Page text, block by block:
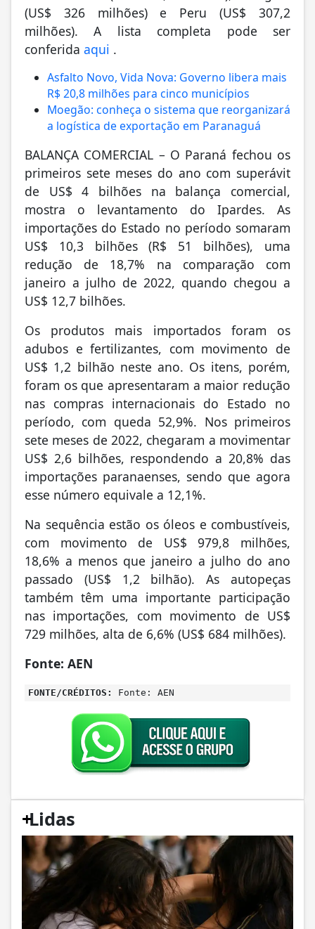
(US$ 326 milhões) e Peru (US$ 307,2
milhões). A lista completa pode ser
conferida aqui
Asfalto Novo, Vida Nova: Governo libera mais
R$ 20,8 milhões para cinco municípios
Moegão: conheça o sistema que reorganizará
a logística de exportação em Paranaguá
BALANÇA COMERCIAL – O Paraná fechou os
primeiros sete meses do ano com superávit
de US$ 4 bilhões na balança comercial,
mostra o levantamento do Ipardes. As
importações do Estado no período somaram
US$ 10,3 bilhões (R$ 51 bilhões), uma
redução de 18,7% na comparação com
janeiro a julho de 2022, quando chegou a
US$ 12,7 bilhões.
Os produtos mais importados foram os
adubos e fertilizantes, com movimento de
US$ 1,2 bilhão neste ano. Os itens, porém,
foram os que apresentaram a maior redução
nas compras internacionais do Estado no
período, com queda 52,9%. Nos primeiros
sete meses de 2022, chegaram a movimentar
US$ 2,6 bilhões, respondendo a 20,8% das
importações paranaenses, sendo que agora
esse número equivale a 12,1%.
Na sequência estão os óleos e combustíveis,
com movimento de US$ 979,8 milhões,
18,6% a menos que janeiro a julho do ano
passado (US$ 1,2 bilhão). As autopeças
também têm uma importante participação
nas importações, com movimento de US$
729 milhões, alta de 6,6% (US$ 684 milhões).
Fonte: AEN
FONTE/CRÉDITOS: Fonte: AEN
+
Lidas